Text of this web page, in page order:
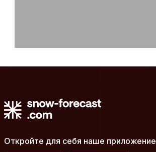
Откройте для себя наше приложение